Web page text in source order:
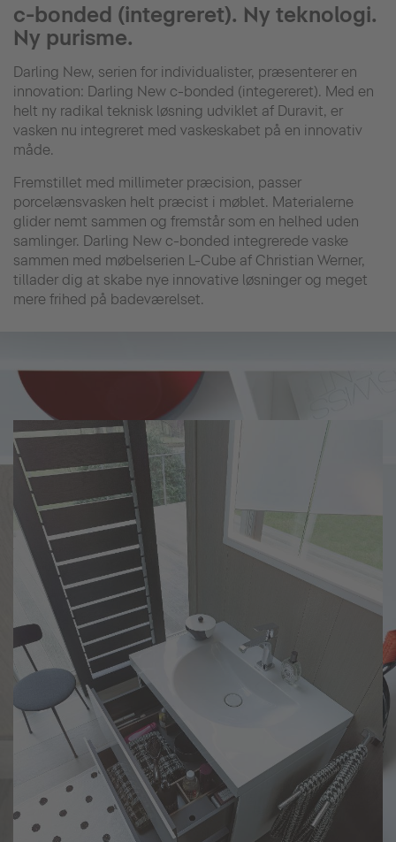
c-bonded (integreret). Ny teknologi.
Ny purisme.
Darling New, serien for individualister, præsenterer en
innovation: Darling New c-bonded (integereret). Med en
helt ny radikal teknisk løsning udviklet af Duravit, er
vasken nu integreret med vaskeskabet på en innovativ
måde.
Fremstillet med millimeter præcision, passer
porcelænsvasken helt præcist i møblet. Materialerne
glider nemt sammen og fremstår som en helhed uden
samlinger. Darling New c-bonded integrerede vaske
sammen med møbelserien L-Cube af Christian Werner,
tillader dig at skabe nye innovative løsninger og meget
mere frihed på badeværelset.